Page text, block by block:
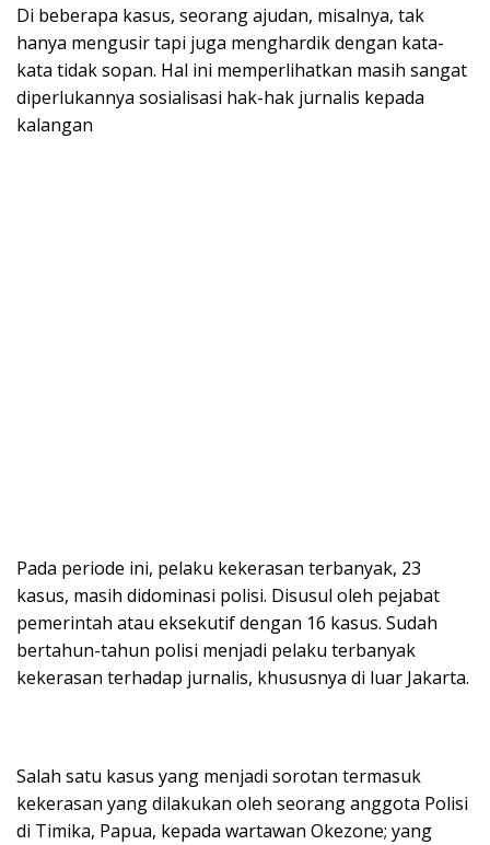
Di beberapa kasus, seorang ajudan, misalnya, tak
hanya mengusir tapi juga menghardik dengan kata-
kata tidak sopan. Hal ini memperlihatkan masih sangat
diperlukannya sosialisasi hak-hak jurnalis kepada
kalangan
Pada periode ini, pelaku kekerasan terbanyak, 23
kasus, masih didominasi polisi. Disusul oleh pejabat
pemerintah atau eksekutif dengan 16 kasus. Sudah
bertahun-tahun polisi menjadi pelaku terbanyak
kekerasan terhadap jurnalis, khususnya di luar Jakarta.
Salah satu kasus yang menjadi sorotan termasuk
kekerasan yang dilakukan oleh seorang anggota Polisi
di Timika, Papua, kepada wartawan Okezone; yang